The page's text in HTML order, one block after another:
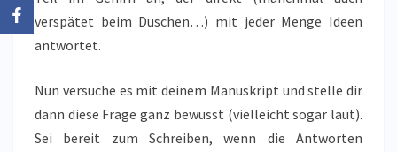
verspätet beim Duschen…) mit jeder Menge Ideen
antwortet.
Nun versuche es mit deinem Manuskript und stelle dir
dann diese Frage ganz bewusst (vielleicht sogar laut).
Sei bereit zum Schreiben, wenn die Antworten